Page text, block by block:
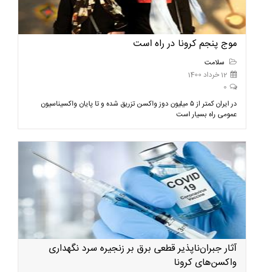
موج پنجم کرونا در راه است
سلامت
12 خرداد 1400
0
در ایران کمتر از ۵ میلیون دوز واکسن تزریق شده و تا پایان واکسیناسیون
عمومی راه بسیار است
آثار جبران‌ناپذیر قطعی برق بر زنجیره سرد نگهداری
واکسن‌های کرونا